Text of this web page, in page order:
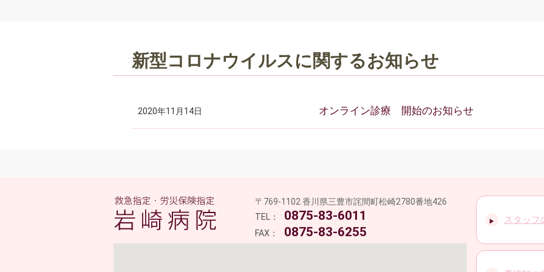
新型コロナウイルスに関するお知らせ
2020年11月14日 オンライン診療 開始のお知らせ
医療法人社団愛有会 岩崎病院
〒769-1102 香川県三豊市詫間町松崎2780番地426
TEL：
0875-83-6011
FAX： 0875-83-6255
スタッフ